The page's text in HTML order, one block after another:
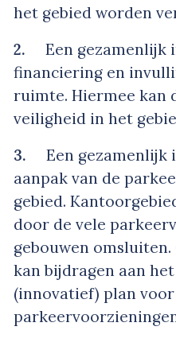
het gebied worden
2. Een
financiering en
ruimte. Hiermee kan
veiligheid in het
3. Een
aanpak van de
gebied.
door de vele
gebouwen
kan bijdragen aan
(innovatief) plan voor